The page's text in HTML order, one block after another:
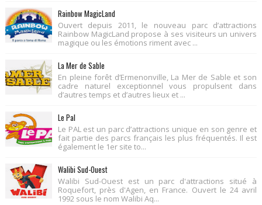
Rainbow MagicLand
Ouvert depuis 2011, le nouveau parc d’attractions
Rainbow MagicLand propose à ses visiteurs un univers
magique ou les émotions riment avec ...
La Mer de Sable
En pleine forêt d’Ermenonville, La Mer de Sable et son
cadre naturel exceptionnel vous propulsent dans
d’autres temps et d’autres lieux et ...
Le Pal
Le PAL est un parc d’attractions unique en son genre et
fait partie des parcs français les plus fréquentés. Il est
également le 1er site to...
Walibi Sud-Ouest
Walibi Sud-Ouest est un parc d'attractions situé à
Roquefort, près d'Agen, en France. Ouvert le 24 avril
1992 sous le nom Walibi Aq...